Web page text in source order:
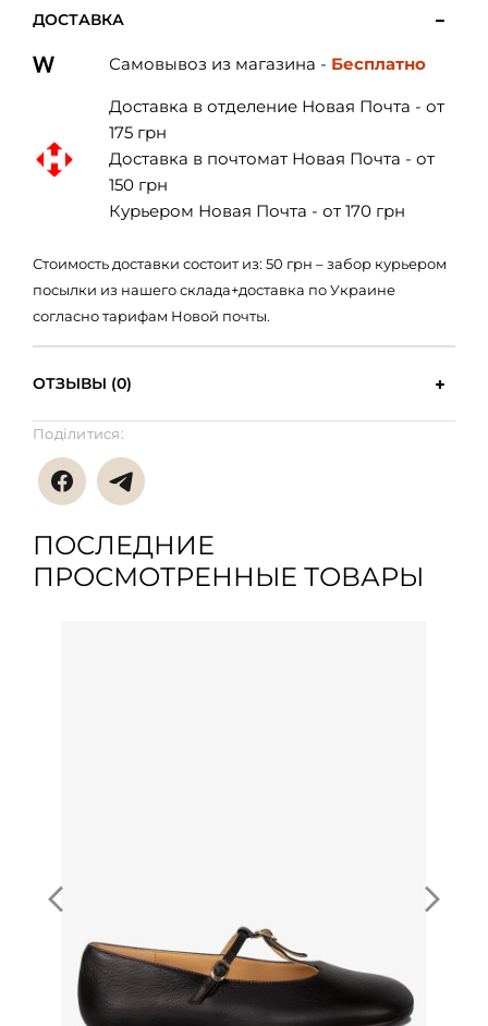
ДОСТАВКА
Самовывоз из магазина - Бесплатно
Доставка в отделение Новая Почта - от
175 грн
Доставка в почтомат Новая Почта - от
150 грн
Курьером Новая Почта - от 170 грн
Стоимость доставки состоит из: 50 грн – забор курьером
посылки из нашего склада+доставка по Украине
согласно тарифам Новой почты.
ОТЗЫВЫ (0)
Поділитися:
ПОСЛЕДНИЕ
ПРОСМОТРЕННЫЕ ТОВАРЫ